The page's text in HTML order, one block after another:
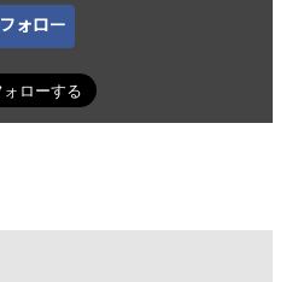
フォロー